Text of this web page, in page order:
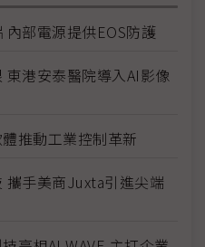
部電源提供EOS防護
港安泰醫院導入AI影像
推動工業控制革新
攜手美商Juxta引進尖端